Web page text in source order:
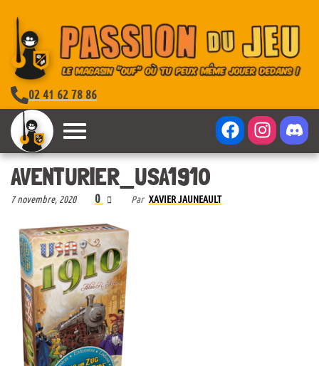
02 41 62 78 86
AVENTURIER_USA1910
7 novembre, 2020 0 Par XAVIER JAUNEAULT